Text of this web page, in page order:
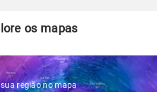
os mapas
região no mapa